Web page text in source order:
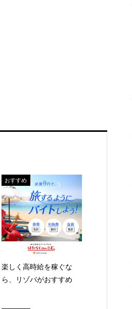
おすすめ
楽しく高時給を稼ぐな
ら、リゾバがおすすめ